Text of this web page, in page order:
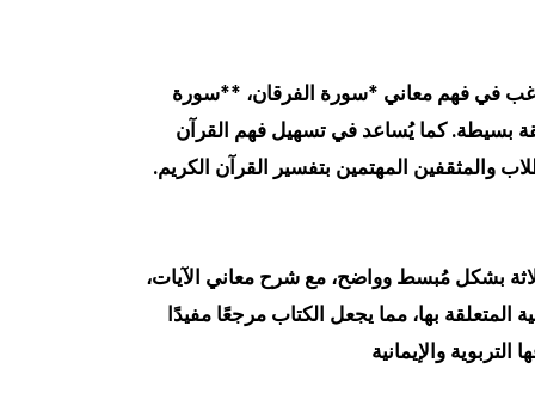
في فهم معاني *سورة الفرقان، **سورة
بسيطة. كما يُساعد في تسهيل فهم القرآن
والمثقفين المهتمين بتفسير القرآن الكريم.
بشكل مُبسط وواضح، مع شرح معاني الآيات،
المتعلقة بها، مما يجعل الكتاب مرجعًا مفيدًا
والإيمانية